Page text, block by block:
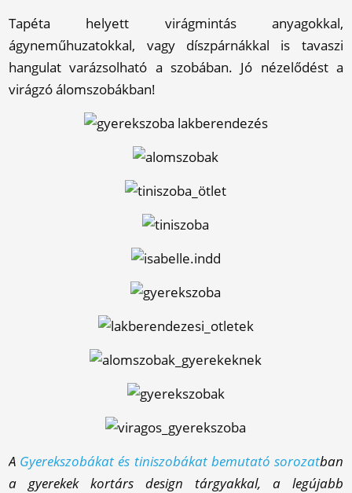
Tapéta helyett virágmintás anyagokkal,
ágyneműhuzatokkal, vagy díszpárnákkal is tavaszi
hangulat varázsolható a szobában. Jó nézelődést a
virágzó álomszobákban!
A Gyerekszobákat és tiniszobákat bemutató sorozatban
a gyerekek kortárs design tárgyakkal, a legújabb